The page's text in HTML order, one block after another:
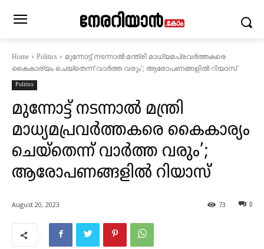
Home Politics
മുന്നോട്ട് നടന്നാൽ മന്ത്രി മാധ്യമപ്രവർത്തകരെ
കൈകാര്യം ചെയ്തെന്ന് വാർത്ത വരും'; ആരോപണങ്ങളിൽ റിയാസ്
Politics
മുന്നോട്ട് നടന്നാൽ മന്ത്രി
മാധ്യമപ്രവർത്തകരെ കൈകാര്യം
ചെയ്തെന്ന് വാർത്ത വരും’;
ആരോപണങ്ങളിൽ റിയാസ്
August 20, 2023 0
73